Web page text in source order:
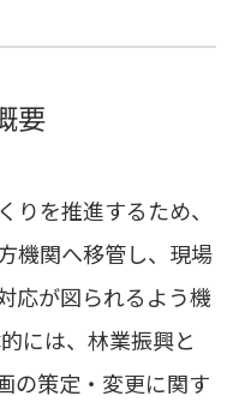
要
を推進するため、
機関へ移管し、現場
応が図られるよう機
には、林業振興と
の策定・変更に関す